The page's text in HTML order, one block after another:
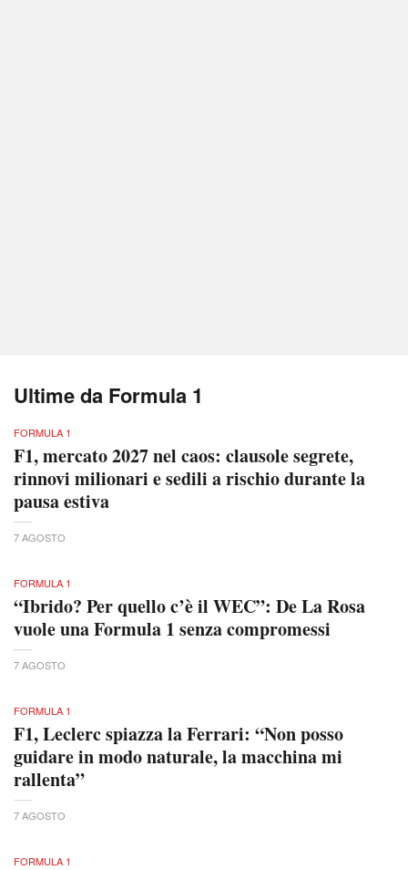
Ultime da Formula 1
FORMULA 1
F1, mercato 2027 nel caos: clausole segrete,
rinnovi milionari e sedili a rischio durante la
pausa estiva
7 AGOSTO
FORMULA 1
“Ibrido? Per quello c’è il WEC”: De La Rosa
vuole una Formula 1 senza compromessi
7 AGOSTO
FORMULA 1
F1, Leclerc spiazza la Ferrari: “Non posso
guidare in modo naturale, la macchina mi
rallenta”
7 AGOSTO
FORMULA 1